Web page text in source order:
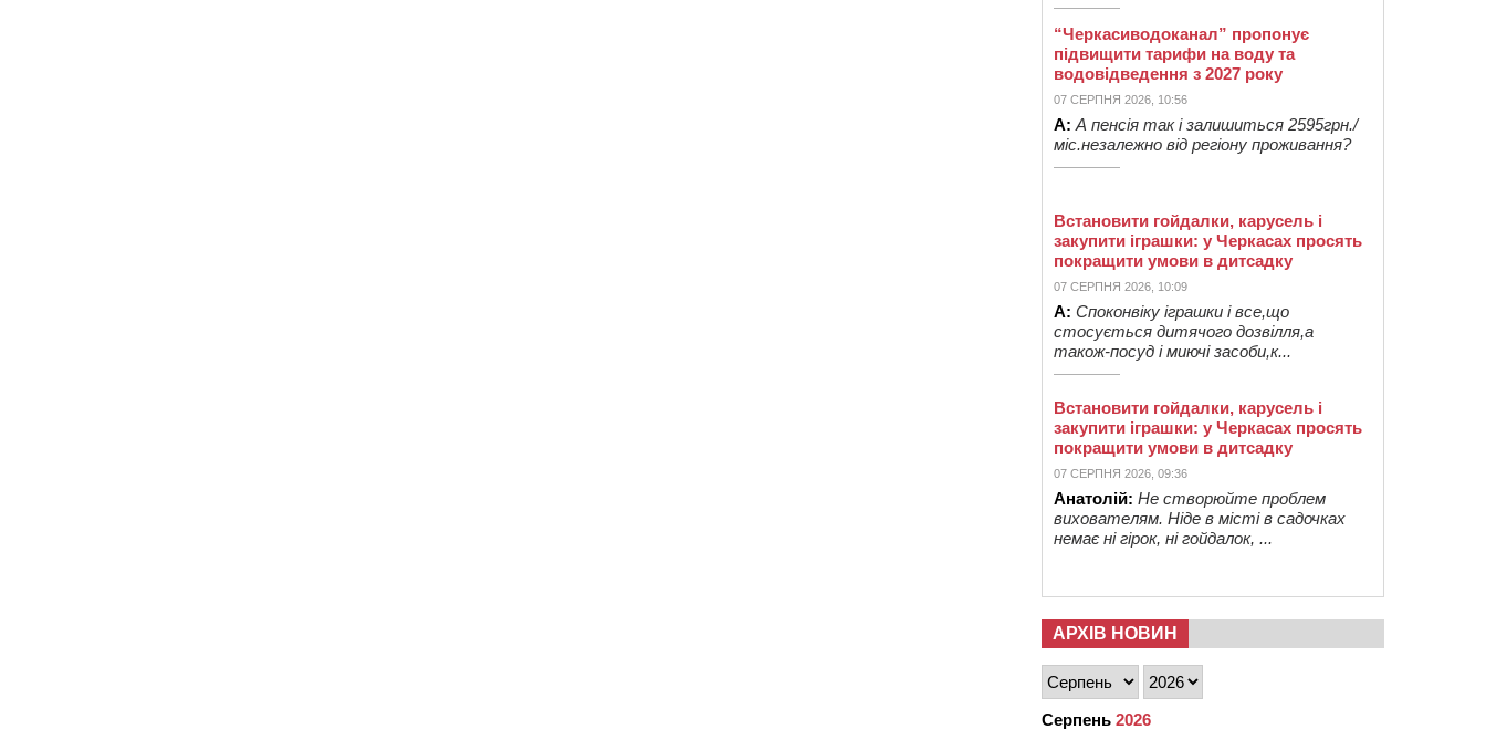
“Черкасиводоканал” пропонує
підвищити тарифи на воду та
водовідведення з 2027 року
07 СЕРПНЯ 2026, 10:56
А: А пенсія так і залишиться 2595грн./
міс.незалежно від регіону проживання?
Встановити гойдалки, карусель і
закупити іграшки: у Черкасах просять
покращити умови в дитсадку
07 СЕРПНЯ 2026, 10:09
А: Споконвіку іграшки і все,що
стосується дитячого дозвілля,а
також-посуд і миючі засоби,к...
Встановити гойдалки, карусель і
закупити іграшки: у Черкасах просять
покращити умови в дитсадку
07 СЕРПНЯ 2026, 09:36
Анатолій: Не створюйте проблем
вихователям. Ніде в місті в садочках
немає ні гірок, ні гойдалок, ...
АРХІВ НОВИН
Серпень 2026